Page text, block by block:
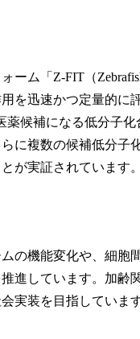
ム「Z-FIT（
を迅速かつ定量的に
候補になる低分子
に複数の候補低分子
が実証されています。
の機能変化や、細胞
進しています。加齢
実装を目指しています